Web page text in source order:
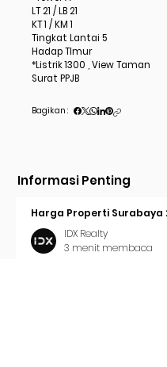
LT 21 / LB 21
KT 1 / KM 1
Tingkat Lantai 5
Hadap TImur
*Listrik 1300 , View Taman
Surat PPJB
Bagikan :
Informasi Penting
Harga Properti Surabaya
IDX Realty
3 menit membaca